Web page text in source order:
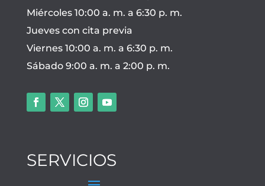
Miércoles 10:00 a. m. a 6:30 p. m.
Jueves con cita previa
Viernes 10:00 a. m. a 6:30 p. m.
Sábado 9:00 a. m. a 2:00 p. m.
SERVICIOS